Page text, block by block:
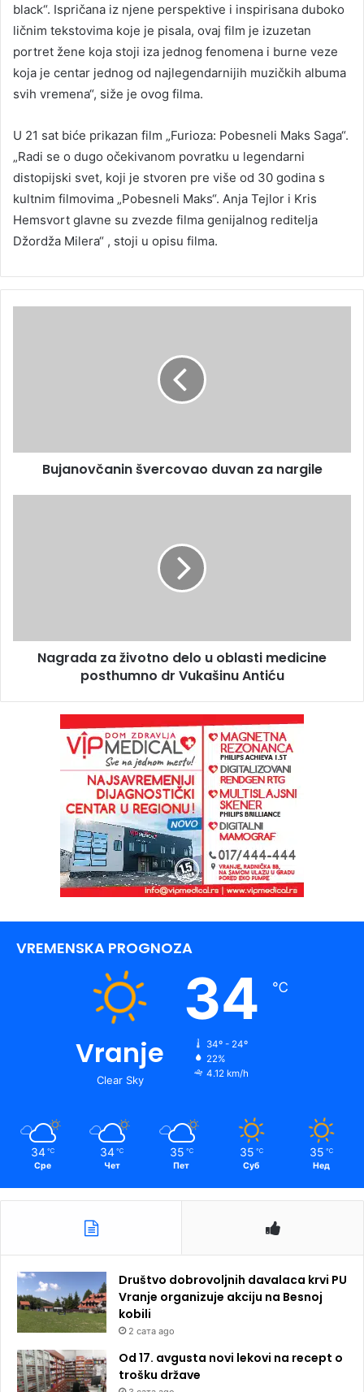
black“. Ispričana iz njene perspektive i inspirisana duboko
ličnim tekstovima koje je pisala, ovaj film je izuzetan
portret žene koja stoji iza jednog fenomena i burne veze
koja je centar jednog od najlegendarnijih muzičkih albuma
svih vremena“, siže je ovog filma.
U 21 sat biće prikazan film „Furioza: Pobesneli Maks Saga“.
„Radi se o dugo očekivanom povratku u legendarni
distopijski svet, koji je stvoren pre više od 30 godina s
kultnim filmovima „Pobesneli Maks“. Anja Tejlor i Kris
Hemsvort glavne su zvezde filma genijalnog reditelja
Džordža Milera“ , stoji u opisu filma.
Bujanovčanin švercovao duvan za nargile
Nagrada za životno delo u oblasti medicine
posthumno dr Vukašinu Antiću
VREMENSKA PROGNOZA
Vranje
Clear Sky
34 ℃
34º - 24º
22%
4.12 km/h
34 ℃
Сре
34 ℃
Чет
35 ℃
Пет
35 ℃
Суб
35 ℃
Нед
Društvo dobrovoljnih davalaca krvi PU
Vranje organizuje akciju na Besnoj
kobili
2 сата ago
Od 17. avgusta novi lekovi na recept o
trošku države